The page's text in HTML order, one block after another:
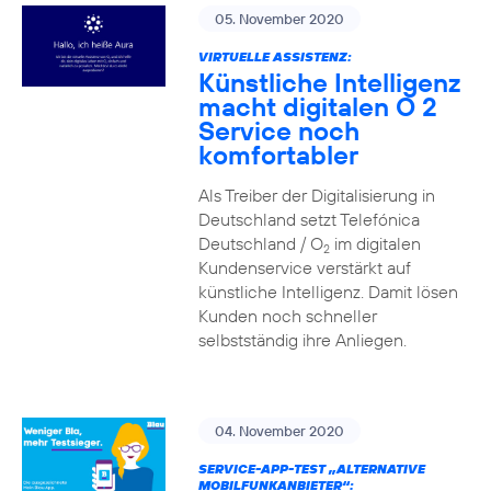
05. November 2020
VIRTUELLE ASSISTENZ:
Künstliche Intelligenz
macht digitalen O 2
Service noch
komfortabler
Als Treiber der Digitalisierung in
Deutschland setzt Telefónica
Deutschland / O2im digitalen
Kundenservice verstärkt auf
künstliche Intelligenz. Damit lösen
Kunden noch schneller
selbstständig ihre Anliegen.
04. November 2020
SERVICE-APP-TEST „ALTERNATIVE
MOBILFUNKANBIETER“: